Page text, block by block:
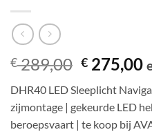
€289,00
was:
€ 289,00.
€ 275,00
DHR40 LED Sleeplicht
zijmontage | gekeurde LED
beroepsvaart | te koop bij